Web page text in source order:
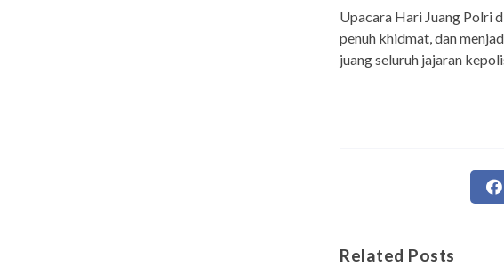
Upacara Hari Juang Polri
penuh khidmat, dan
juang seluruh jajaran
Related Posts